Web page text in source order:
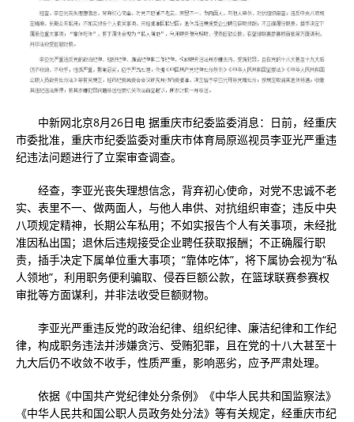
中新网北京8月26日电 据重庆市纪委监委消息：日前，经重庆
市委批准，重庆市纪委监委对重庆市体育局原巡视员李亚光严重违
纪违法问题进行了立案审查调查。
经查，李亚光丧失理想信念，背弃初心使命，对党不忠诚不老
实、表里不一、做两面人，与他人串供、对抗组织审查；违反中央
八项规定精神，长期公车私用；不如实报告个人有关事项，未经批
准因私出国；退休后违规接受企业聘任获取报酬；不正确履行职
责，插手决定下属单位重大事项；“靠体吃体”，将下属协会视为“私
人领地”，利用职务便利骗取、侵吞巨额公款，在篮球联赛参赛权
审批等方面谋利，并非法收受巨额财物。
李亚光严重违反党的政治纪律、组织纪律、廉洁纪律和工作纪
律，构成职务违法并涉嫌贪污、受贿犯罪，且在党的十八大甚至十
九大后仍不收敛不收手，性质严重，影响恶劣，应予严肃处理。
依据《中国共产党纪律处分条例》《中华人民共和国监察法》
《中华人民共和国公职人员政务处分法》等有关规定，经重庆市纪